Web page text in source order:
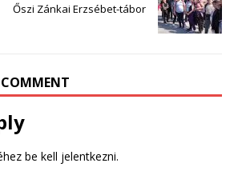
Őszi Zánkai Erzsébet-tábor
COMMENT
be kell jelentkezni.